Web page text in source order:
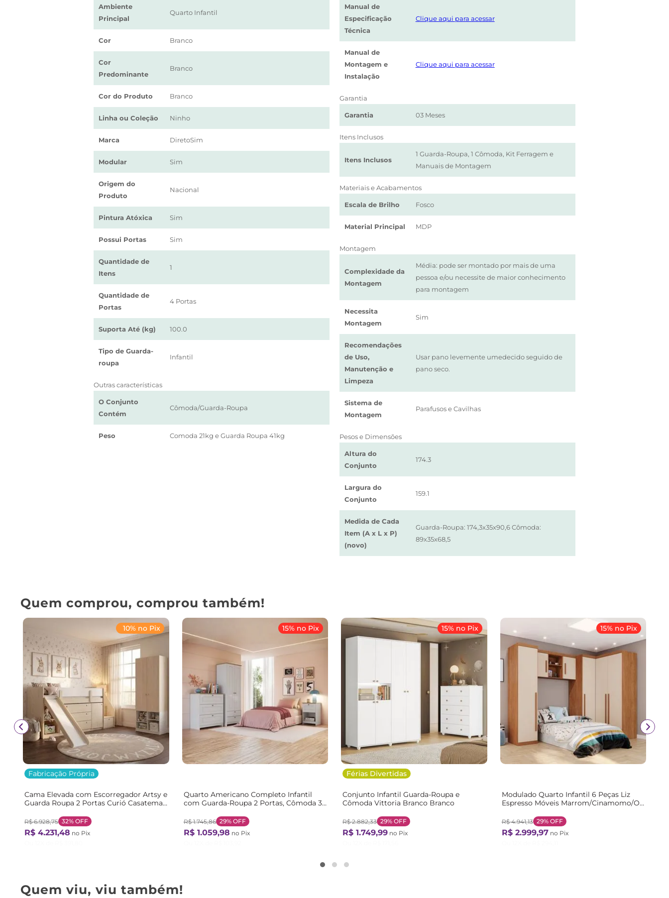
Ambiente
Principal
Quarto Infantil
Cor Branco
Cor
Predominante
Branco
Cor do Produto Branco
Linha ou Coleção Ninho
Marca DiretoSim
Modular Sim
Origem do
Produto
Nacional
Pintura Atóxica Sim
Possui Portas Sim
Quantidade de
Itens
1
Quantidade de
Portas
4 Portas
Suporta Até (kg) 100.0
Tipo de Guarda-
roupa
Infantil
Outras características
O Conjunto
Contém
Cômoda/Guarda-Roupa
Peso Comoda 21kg e Guarda Roupa 41kg
Manual de
Especificação
Técnica
Clique aqui para acessar
Manual de
Montagem e
Instalação
Clique aqui para acessar
Garantia
Garantia 03 Meses
Itens Inclusos
Itens Inclusos
1 Guarda-Roupa, 1 Cômoda, Kit Ferragem e
Manuais de Montagem
Materiais e Acabamentos
Escala de Brilho Fosco
Material Principal MDP
Montagem
Complexidade da
Montagem
Média: pode ser montado por mais de uma
pessoa e/ou necessite de maior conhecimento
para montagem
Necessita
Montagem
Sim
Recomendações
de Uso,
Manutenção e
Limpeza
Usar pano levemente umedecido seguido de
pano seco.
Sistema de
Montagem
Parafusos e Cavilhas
Pesos e Dimensões
Altura do
Conjunto
174.3
Largura do
Conjunto
159.1
Medida de Cada
Item (A x L x P)
(novo)
Guarda-Roupa: 174,3x35x90,6 Cômoda:
89x35x68,5
Quem comprou, comprou também!
Fabricação Própria
10% no Pix
Cama Elevada com Escorregador Artsy e
Guarda Roupa 2 Portas Curió Casatema
R$ 6.928,75 32% OFF
R$ 4.231,48 no Pix
15% no Pix
Quarto Americano Completo Infantil
com Guarda-Roupa 2 Portas, Cômoda 3
Branco/Gelo Branco Gelo
R$ 1.745,86 29%OFF
R$ 1.059,98 no Pix
Férias Divertidas
15% no Pix
Conjunto Infantil Guarda-Roupa e
Cômoda Vittoria Branco Branco
R$ 2.882,33 29% OFF
R$ 1.749,99 no Pix
15% no Pix
Modulado Quarto Infantil 6 Peças Liz
Espresso Móveis Marrom/Cinamomo/Off
R$ 4.941,13 29%OFF
R$ 2.999,97no Pix
Quem viu, viu também!